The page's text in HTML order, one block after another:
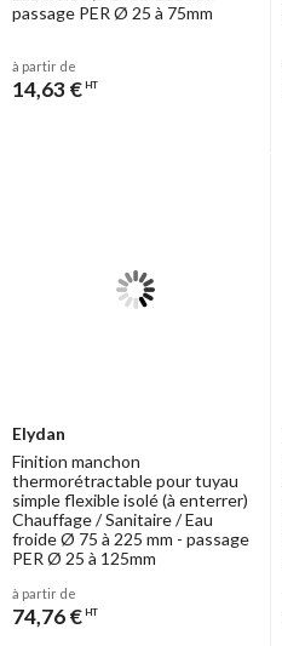
passage PER Ø 25 à 75mm
à partir de
14,63 € HT
Elydan
Finition manchon
thermorétractable pour tuyau
simple flexible isolé (à enterrer)
Chauffage / Sanitaire / Eau
froide Ø 75 à 225 mm - passage
PER Ø 25 à 125mm
à partir de
74,76 € HT